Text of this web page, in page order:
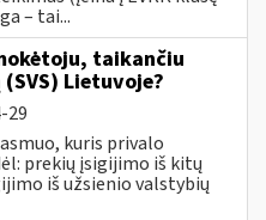
– tai...
taikančiu
Lietuvoje?
29
kuris privalo
prekių įsigijimo iš kitų
iš užsienio valstybių